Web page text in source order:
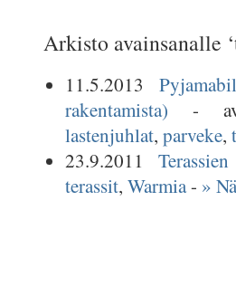
Arkisto avainsanalle
11.5.2013
rakentamista) -
lastenjuhlat, parveke,
23.9.2011
terassit, Warmia- »